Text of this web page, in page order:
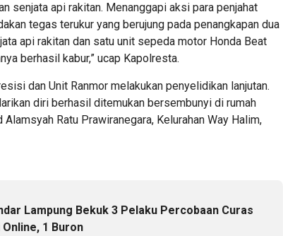
senjata api rakitan. Menanggapi aksi para penjahat
tegas terukur yang berujung pada penangkapan dua
api rakitan dan satu unit sepeda motor Honda Beat
berhasil kabur,” ucap Kapolresta.
dan Unit Ranmor melakukan penyelidikan lanjutan.
diri berhasil ditemukan bersembunyi di rumah
Ratu Prawiranegara, Kelurahan Way Halim,
Lampung Bekuk 3 Pelaku Percobaan Curas
1 Buron